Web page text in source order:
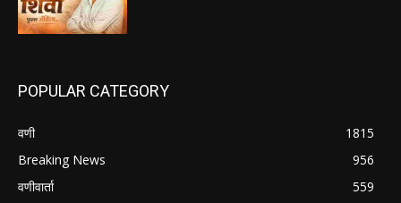
POPULAR CATEGORY
वणी
1815
Breaking News
956
वणीवार्ता
559